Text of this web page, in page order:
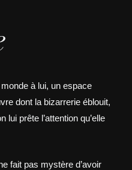
à lui, un espace
dont la bizarrerie éblouit,
lui prête l’attention qu’elle
fait pas mystère d’avoir